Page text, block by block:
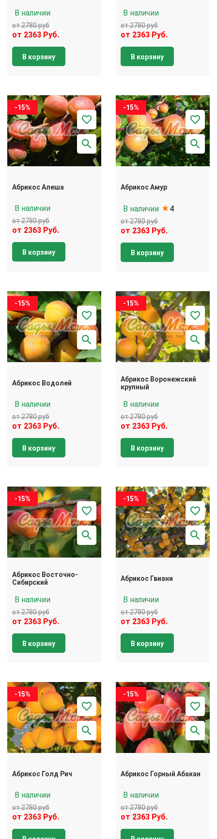
В наличии
от 2780 руб
от 2363 Руб.
В корзину
В наличии
от 2780 руб
от 2363 Руб.
В корзину
-15%
Абрикос Алеша
В наличии
от 2780 руб
от 2363 Руб.
В корзину
-15%
Абрикос Амур
В наличии 4
от 2780 руб
от 2363 Руб.
В корзину
-15%
Абрикос Водолей
В наличии
от 2780 руб
от 2363 Руб.
В корзину
-15%
Абрикос Воронежский
крупный
В наличии
от 2780 руб
от 2363 Руб.
В корзину
-15%
Абрикос Восточно-
Сибирский
В наличии
от 2780 руб
от 2363 Руб.
В корзину
-15%
Абрикос Гвиани
В наличии
от 2780 руб
от 2363 Руб.
В корзину
-15%
Абрикос Голд Рич
В наличии
от 2780 руб
от 2363 Руб.
-15%
Абрикос Горный Абакан
В наличии
от 2780 руб
от 2363 Руб.